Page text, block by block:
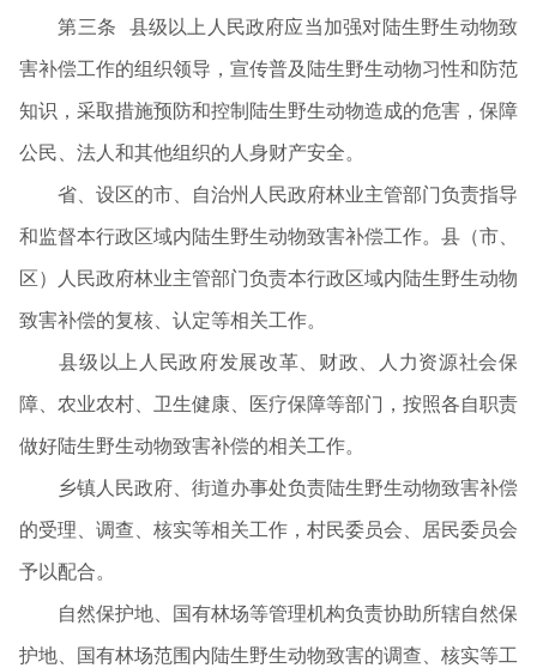
第三条 县级以上人民政府应当加强对陆生野生动物致
害补偿工作的组织领导，宣传普及陆生野生动物习性和防范
知识，采取措施预防和控制陆生野生动物造成的危害，保障
公民、法人和其他组织的人身财产安全。
省、设区的市、自治州人民政府林业主管部门负责指导
和监督本行政区域内陆生野生动物致害补偿工作。县（市、
区）人民政府林业主管部门负责本行政区域内陆生野生动物
致害补偿的复核、认定等相关工作。
县级以上人民政府发展改革、财政、人力资源社会保
障、农业农村、卫生健康、医疗保障等部门，按照各自职责
做好陆生野生动物致害补偿的相关工作。
乡镇人民政府、街道办事处负责陆生野生动物致害补偿
的受理、调查、核实等相关工作，村民委员会、居民委员会
予以配合。
自然保护地、国有林场等管理机构负责协助所辖自然保
护地、国有林场范围内陆生野生动物致害的调查、核实等工